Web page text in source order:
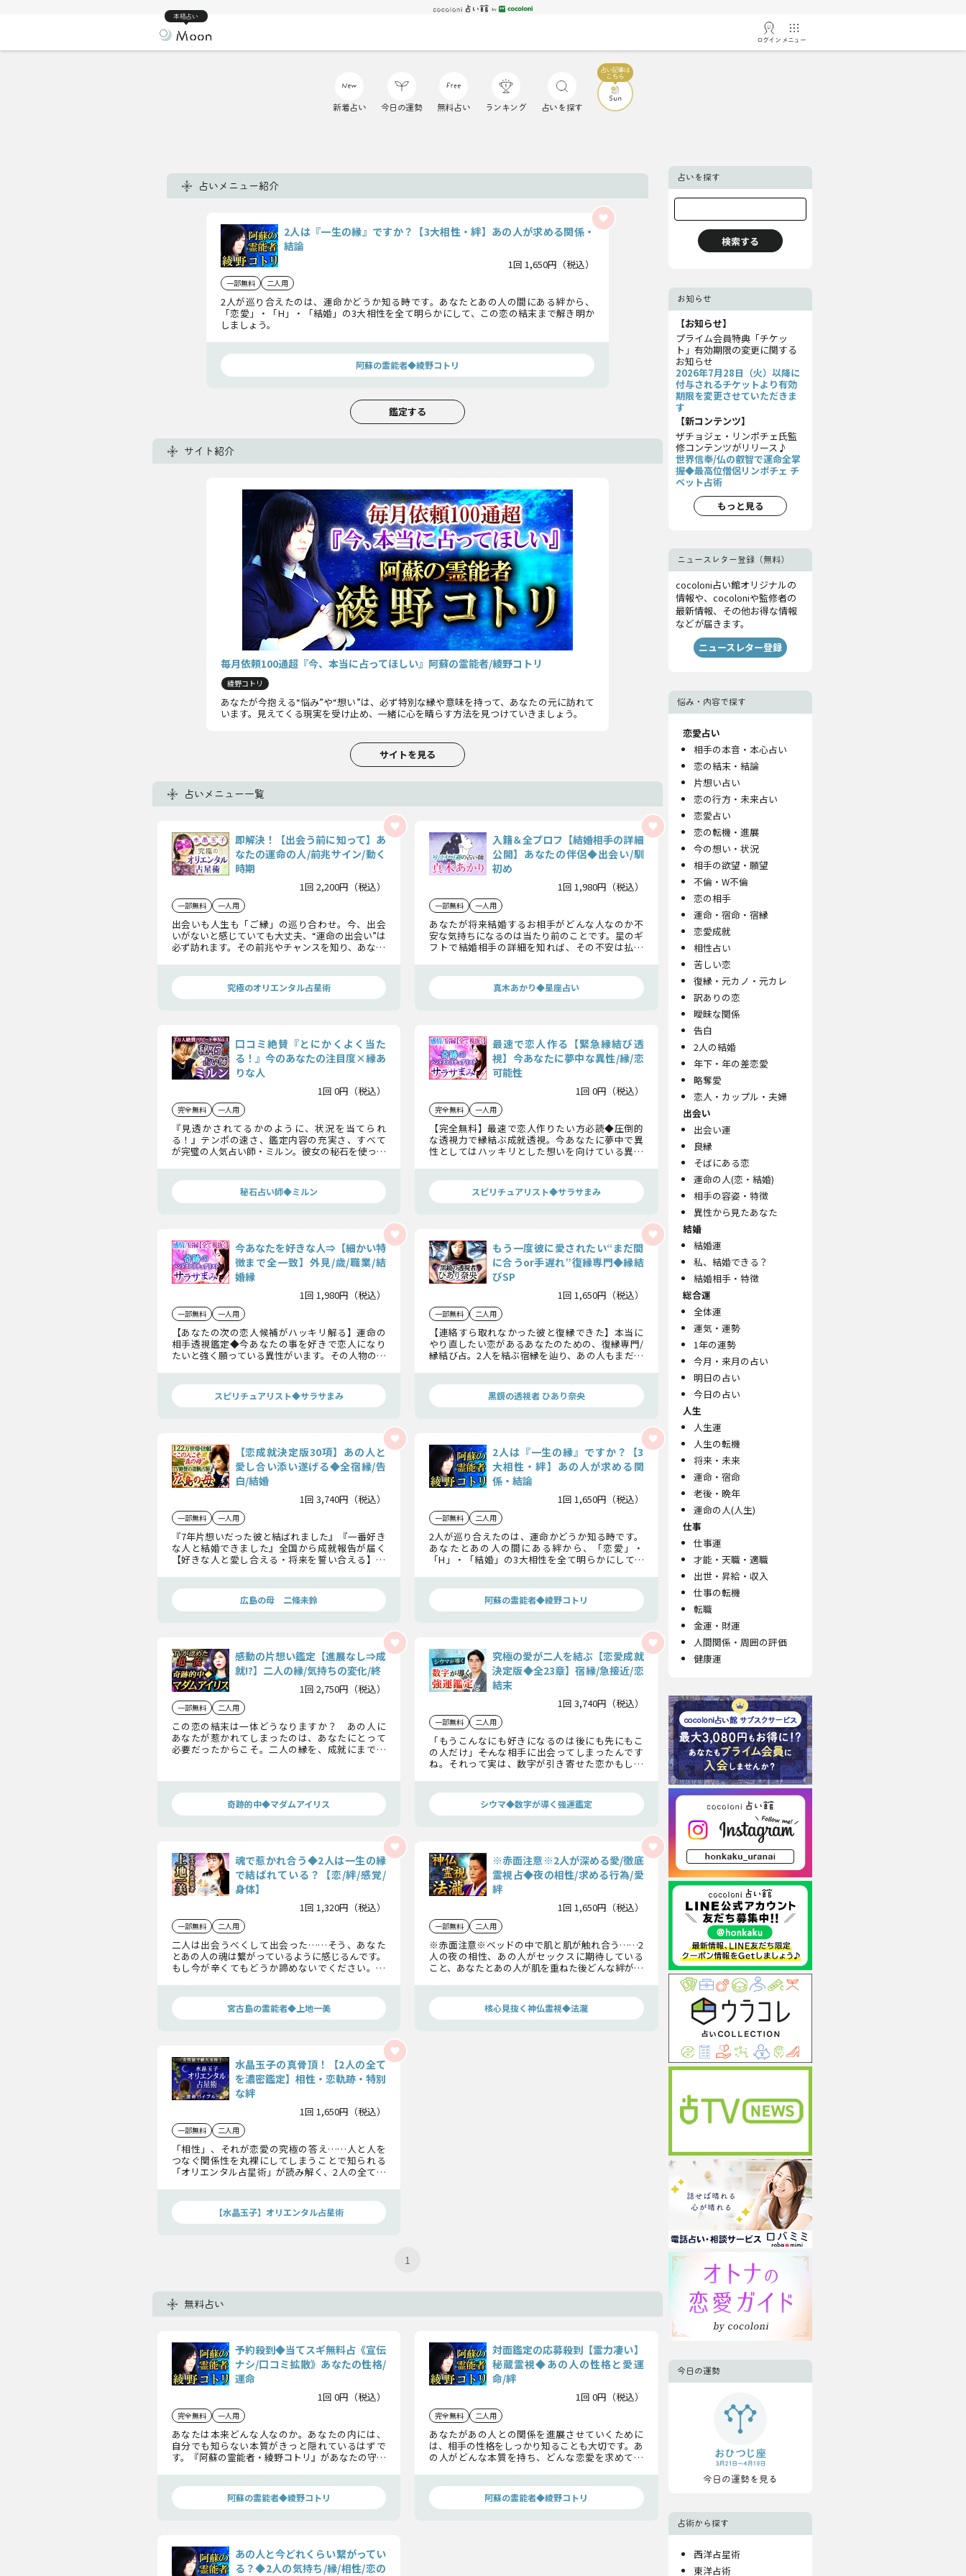
本格占い
ログイン メニュー
新着占い 今日の運勢 無料占い ランキング 占いを探す
占いメニュー紹介
2人は『一生の縁』ですか？【3大相性・絆】あの人が求める関係・
結論
1回 1,650円（税込）
一部無料 二人用
2人が巡り合えたのは、運命かどうか知る時です。あなたとあの人の間にある絆から、
「恋愛」・「H」・「結婚」の3大相性を全て明らかにして、この恋の結末まで解き明か
しましょう。
阿蘇の霊能者◆綾野コトリ
鑑定する
サイト紹介
毎月依頼100通超『今、本当に占ってほしい』阿蘇の霊能者/綾野コトリ
綾野コトリ
あなたが今抱える“悩み”や“想い”は、必ず特別な縁や意味を持って、あなたの元に訪れて
います。見えてくる現実を受け止め、一緒に心を晴らす方法を見つけていきましょう。
サイトを見る
占いメニュー一覧
即解決！【出会う前に知って】あ
なたの運命の人/前兆サイン/動く
時期
1回 2,200円（税込）
一部無料 一人用
出会いも人生も「ご縁」の巡り合わせ。今、出会
いがないと感じていても大丈夫、“運命の出会い”は
必ず訪れます。その前兆やチャンスを知り、あなた
究極のオリエンタル占星術
入籍＆全プロフ【結婚相手の詳細
公開】あなたの伴侶◆出会い/馴
初め
1回 1,980円（税込）
一部無料 一人用
あなたが将来結婚するお相手がどんな人なのか不
安な気持ちになるのは当たり前のことです。星のギ
フトで結婚相手の詳細を知れば、その不安は払拭
真木あかり◆星座占い
口コミ絶賛『とにかくよく当た
る！』今のあなたの注目度×縁あ
りな人
1回 0円（税込）
完全無料 一人用
『見透かされてるかのように、状況を当てられ
る！』テンポの速さ、鑑定内容の充実さ、すべて
が完璧の人気占い師・ミルン。彼女の秘石を使った
秘石占い師◆ミルン
最速で恋人作る【緊急縁結び透
視】今あなたに夢中な異性/縁/恋
可能性
1回 0円（税込）
完全無料 一人用
【完全無料】最速で恋人作りたい方必読◆圧倒的
な透視力で縁結ぶ成就透視。今あなたに夢中で異
性としてはハッキリとした想いを向けている異性
スピリチュアリスト◆サラサまみ
今あなたを好きな人⇒【細かい特
徴まで全一致】外見/歳/職業/結
婚縁
1回 1,980円（税込）
一部無料 一人用
【あなたの次の恋人候補がハッキリ解る】運命の
相手透視鑑定◆今あなたの事を好きで恋人になり
たいと強く願っている異性がいます。その人物の想
スピリチュアリスト◆サラサまみ
もう一度彼に愛されたい“まだ間
に合うor手遅れ”復縁専門◆縁結
びSP
1回 1,650円（税込）
一部無料 二人用
【連絡すら取れなかった彼と復縁できた】本当に
やり直したい恋があるあなたのための、復縁専門/
縁結び占。2人を結ぶ宿縁を辿り、あの人もまだあ
黒鏡の透視者 ひあり奈央
【恋成就決定版30項】あの人と
愛し合い添い遂げる◆全宿縁/告
白/結婚
1回 3,740円（税込）
一部無料 一人用
『7年片想いだった彼と結ばれました』『一番好き
な人と結婚できました』全国から成就報告が届く
【好きな人と愛し合える・将来を誓い合える】宿
広島の母 二條未鈴
2人は『一生の縁』ですか？【3
大相性・絆】あの人が求める関
係・結論
1回 1,650円（税込）
一部無料 二人用
2人が巡り合えたのは、運命かどうか知る時です。
あなたとあの人の間にある絆から、「恋愛」・
「H」・「結婚」の3大相性を全て明らかにして、
阿蘇の霊能者◆綾野コトリ
感動の片想い鑑定【進展なし⇒成
就!?】二人の縁/気持ちの変化/終
1回 2,750円（税込）
一部無料 二人用
この恋の結末は一体どうなりますか？ あの人に
あなたが惹かれてしまったのは、あなたにとって
必要だったからこそ。二人の縁を、成就にまで持
奇跡的中◆マダムアイリス
究極の愛が二人を結ぶ【恋愛成就
決定版◆全23章】宿縁/急接近/恋
結末
1回 3,740円（税込）
一部無料 二人用
「もうこんなにも好きになるのは後にも先にもこ
の人だけ」――そんな相手に出会ってしまったんです
ね。それって実は、数字が引き寄せた恋かもしれ
結末まで全てお話ししますね。
シウマ◆数字が導く強運鑑定
魂で惹かれ合う◆2人は一生の縁
で結ばれている？【恋/絆/感覚/
身体】
1回 1,320円（税込）
一部無料 二人用
二人は出会うべくして出会った……そう、あなた
とあの人の魂は繋がっているように感じるんです。
もし今が辛くてもどうか諦めないでください。結
宮古島の霊能者◆上地一美
※赤面注意※2人が深める愛/徹底
霊視占◆夜の相性/求める行為/愛
絆
1回 1,650円（税込）
一部無料 二人用
※赤面注意※ベッドの中で肌と肌が触れ合う……2
人の夜の相性、あの人がセックスに期待している
こと、あなたとあの人が肌を重ねた後どんな絆が生
核心見抜く神仏霊視◆法瀧
水晶玉子の真骨頂！【2人の全て
を濃密鑑定】相性・恋軌跡・特別
な絆
1回 1,650円（税込）
一部無料 二人用
「相性」、それが恋愛の究極の答え……人と人を
つなぐ関係性を丸裸にしてしまうことで知られる
「オリエンタル占星術」が読み解く、2人の全て。
【水晶玉子】オリエンタル占星術
1
無料占い
予約殺到◆当てスギ無料占《宣伝
ナシ/口コミ拡散》あなたの性格/
運命
1回 0円（税込）
完全無料 一人用
あなたは本来どんな人なのか。あなたの内には、
自分でも知らない本質がきっと隠れているはずで
す。『阿蘇の霊能者・綾野コトリ』があなたの守護
阿蘇の霊能者◆綾野コトリ
対面鑑定の応募殺到【霊力凄い】
秘蔵霊視◆あの人の性格と愛運
命/絆
1回 0円（税込）
完全無料 二人用
あなたがあの人との関係を進展させていくために
は、相手の性格をしっかり知ることも大切です。あ
の人がどんな本質を持ち、どんな恋愛を求めてい
阿蘇の霊能者◆綾野コトリ
あの人と今どれくらい繋がってい
る？◆2人の気持ち/縁/相性/恋の
占いを探す
お知らせ
【お知らせ】
プライム会員特典「チケッ
ト」有効期限の変更に関する
お知らせ
2026年7月28日（火）以降に
付与されるチケットより有効
期限を変更させていただきま
す
【新コンテンツ】
ザチョジェ・リンポチェ氏監
修コンテンツがリリース♪
世界信奉/仏の叡智で運命全掌
握◆最高位僧侶リンポチェ チ
ベット占術
もっと見る
ニュースレター登録（無料）
cocoloni占い館オリジナルの
情報や、cocoloniや監修者の
最新情報、その他お得な情報
などが届きます。
ニュースレター登録
悩み・内容で探す
恋愛占い
相手の本音・本心占い
恋の結末・結論
片想い占い
恋の行方・未来占い
恋愛占い
恋の転機・進展
今の想い・状況
相手の欲望・願望
不倫・W不倫
恋の相手
運命・宿命・宿縁
恋愛成就
相性占い
苦しい恋
復縁・元カノ・元カレ
訳ありの恋
曖昧な関係
告白
2人の結婚
年下・年の差恋愛
略奪愛
恋人・カップル・夫婦
出会い
出会い運
良縁
そばにある恋
運命の人(恋・結婚)
相手の容姿・特徴
異性から見たあなた
結婚
結婚運
私、結婚できる？
結婚相手・特徴
総合運
全体運
運気・運勢
1年の運勢
今月・来月の占い
明日の占い
今日の占い
人生
人生運
人生の転機
将来・未来
運命・宿命
老後・晩年
運命の人(人生)
仕事
仕事運
才能・天職・適職
出世・昇給・収入
仕事の転機
転職
金運・財運
人間関係・周囲の評価
健康運
今日の運勢
今日の運勢を見る
占術から探す
西洋占星術
東洋占術